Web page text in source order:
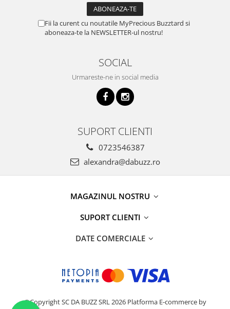
Fii la curent cu noutatile MyPrecious Buzztard si
aboneaza-te la NEWSLETTER-ul nostru!
SOCIAL
Urmareste-ne in social media
SUPORT CLIENTI
0723546387
alexandra@dabuzz.ro
MAGAZINUL NOSTRU
SUPORT CLIENTI
DATE COMERCIALE
©Copyright SC DA BUZZ SRL 2026 Platforma E-commerce by